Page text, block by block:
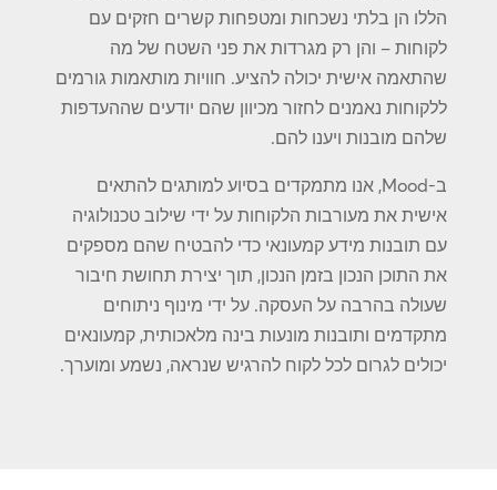
הללו הן בלתי נשכחות ומטפחות קשרים חזקים עם
לקוחות – והן רק מגרדות את פני השטח של מה
שהתאמה אישית יכולה להציע. חוויות מותאמות גורמים
ללקוחות נאמנים לחזור מכיוון שהם יודעים שההעדפות
שלהם מובנות ויענו להם.
ב-Mood, אנו מתמקדים בסיוע למותגים להתאים
אישית את מעורבות הלקוחות על ידי שילוב טכנולוגיה
עם תובנות מידע קמעונאי כדי להבטיח שהם מספקים
את התוכן הנכון בזמן הנכון, תוך יצירת תחושת חיבור
שעולה בהרבה על העסקה. על ידי מינוף ניתוחים
מתקדמים ותובנות מונעות בינה מלאכותית, קמעונאים
יכולים לגרום לכל לקוח להרגיש שנראה, נשמע ומוערך.